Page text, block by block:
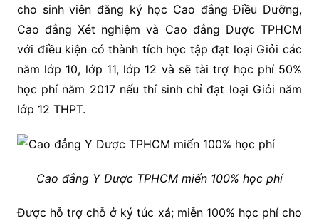
cho sinh viên đăng ký học Cao đẳng Điều Dưỡng,
Cao đẳng Xét nghiệm và Cao đẳng Dược TPHCM
với điều kiện có thành tích học tập đạt loại Giỏi các
năm lớp 10, lớp 11, lớp 12 và sẽ tài trợ học phí 50%
học phí năm 2017 nếu thí sinh chỉ đạt loại Giỏi năm
lớp 12 THPT.
Cao đẳng Y Dược TPHCM miến 100% học phí
Được hỗ trợ chỗ ở ký túc xá; miễn 100% học phí cho